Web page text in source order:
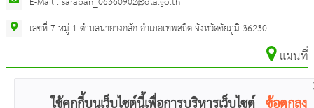
เลขที่ 7 หมู่ 1 ตำบลนายางกลัก อำเภอเทพสถิต จังหวัดชัยภูมิ 36230
แผนที่